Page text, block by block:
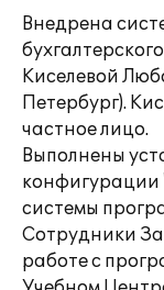
Внедрена
Киселевой
Петербург).
частное лицо.
Выполнены
конфигурации
системы
Сотрудники
работе с